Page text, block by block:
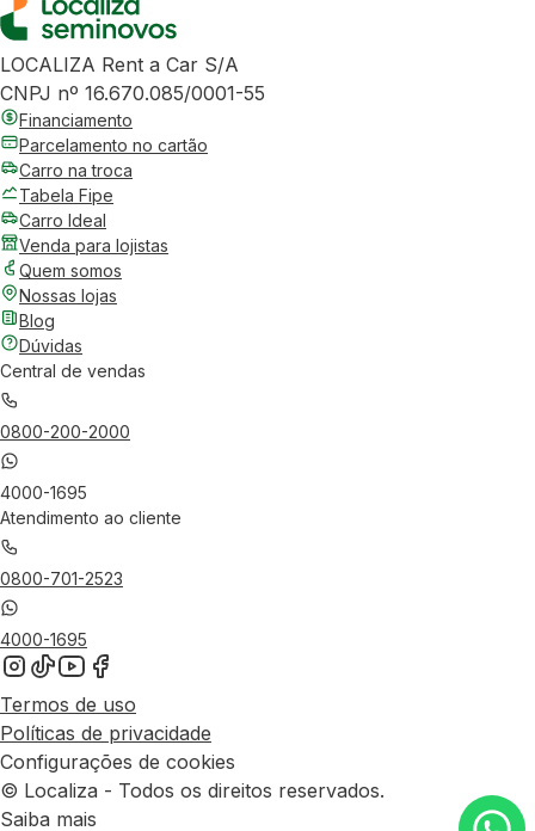
LOCALIZA Rent a Car S/A
CNPJ nº 16.670.085/0001-55
Financiamento
Parcelamento no cartão
Carro na troca
Tabela Fipe
Carro Ideal
Venda para lojistas
Quem somos
Nossas lojas
Blog
Dúvidas
Central de vendas
0800-200-2000
4000-1695
Atendimento ao cliente
0800-701-2523
4000-1695
Termos de uso
Políticas de privacidade
Configurações de cookies
© Localiza - Todos os direitos reservados.
Saiba mais